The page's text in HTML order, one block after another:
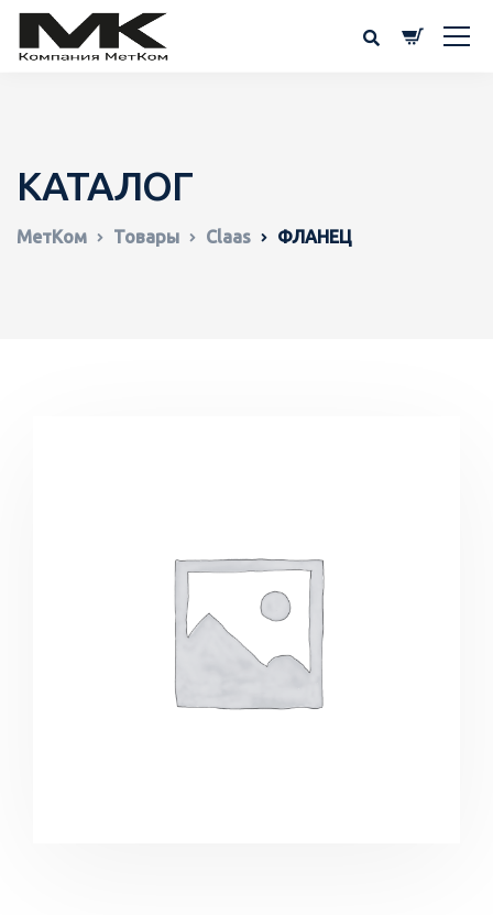
КАТАЛОГ
МетКом Товары Claas ФЛАНЕЦ